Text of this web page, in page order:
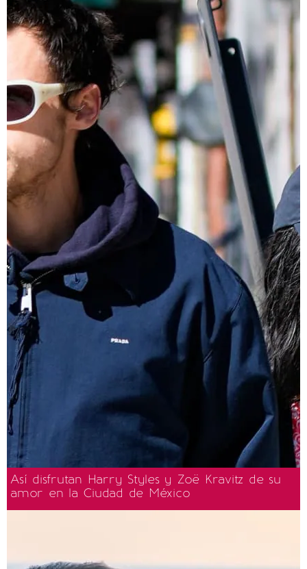
Así disfrutan Harry Styles y Zoë Kravitz de su
amor en la Ciudad de México